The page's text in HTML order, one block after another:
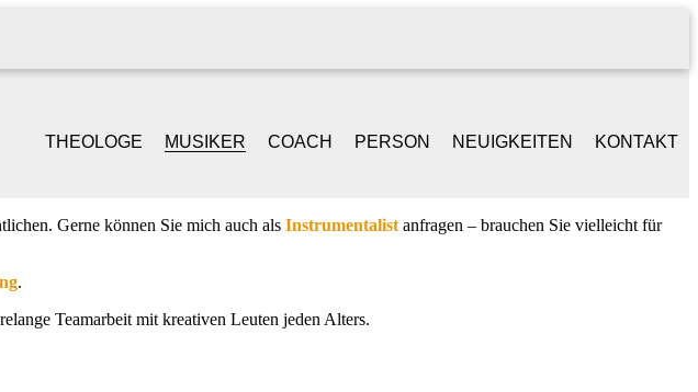
THEOLOGE
PREDIGT
TRAUUNGEN
MUSIKER
SONGWRITER
PIANIST
COACH PERSON NEUIGKEITEN KONTAKT
Gerne können Sie mich auch als Instrumentalist anfragen – brauchen Sie vielleicht für
.
Teamarbeit mit kreativen Leuten jeden Alters.